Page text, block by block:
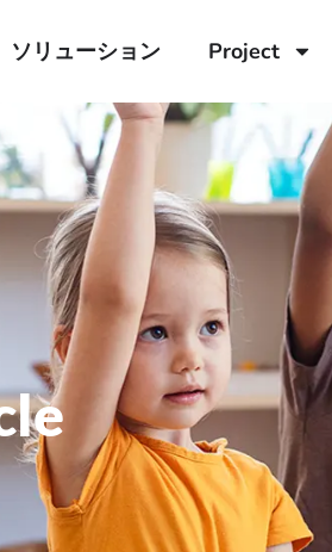
ソリューション Project